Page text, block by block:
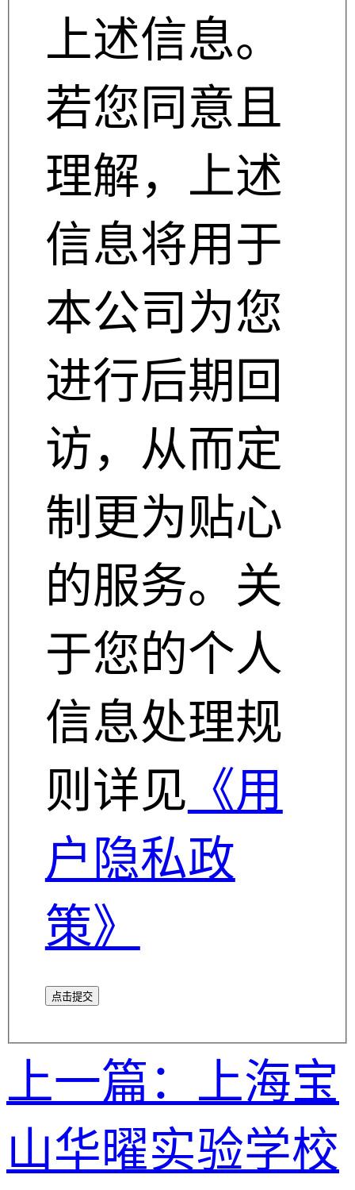
上述信息。
若您同意且
理解，上述
信息将用于
本公司为您
进行后期回
访，从而定
制更为贴心
的服务。关
于您的个人
信息处理规
则详见 《用
户隐私政
策》
点击提交
上一篇：上海宝
山华曜实验学校